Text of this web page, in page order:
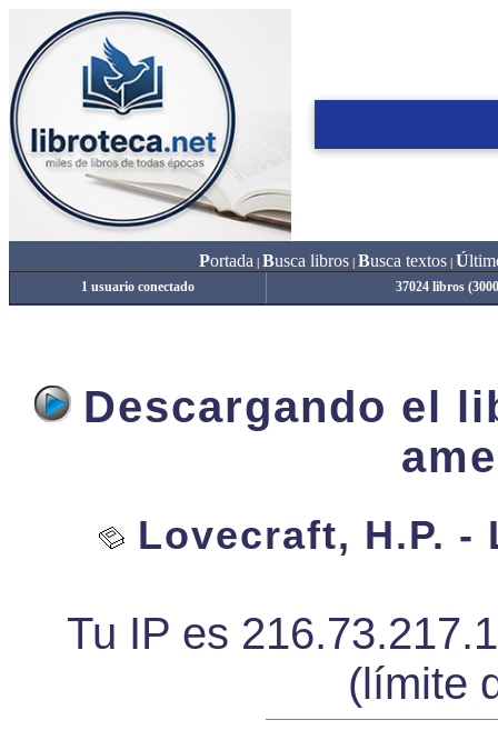
Portada Busca libros| Busca textos| Ú
1 usuario conectado 37024 libros
Descargando el
Lovecraft, H.P. -
Tu IP es
(límite